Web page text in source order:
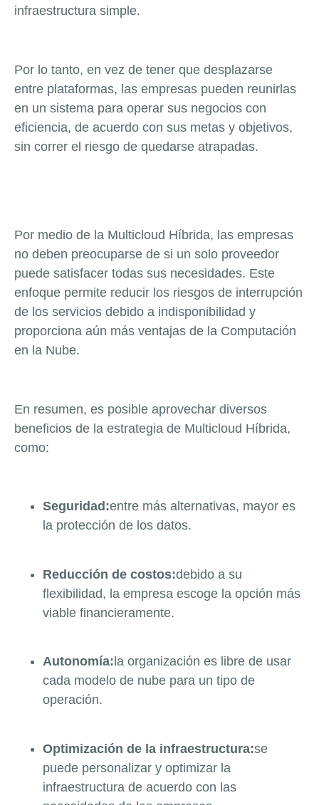
infraestructura simple.
Por lo tanto, en vez de tener que desplazarse
entre plataformas, las empresas pueden reunirlas
en un sistema para operar sus negocios con
eficiencia, de acuerdo con sus metas y objetivos,
sin correr el riesgo de quedarse atrapadas.
Por medio de la Multicloud Híbrida, las empresas
no deben preocuparse de si un solo proveedor
puede satisfacer todas sus necesidades. Este
enfoque permite reducir los riesgos de interrupción
de los servicios debido a indisponibilidad y
proporciona aún más ventajas de la Computación
en la Nube.
En resumen, es posible aprovechar diversos
beneficios de la estrategia de Multicloud Híbrida,
como:
Seguridad:entre más alternativas, mayor es
la protección de los datos.
Reducción de costos:debido a su
flexibilidad, la empresa escoge la opción más
viable financieramente.
Autonomía: la organización es libre de usar
cada modelo de nube para un tipo de
operación.
Optimización de la infraestructura:se
puede personalizar y optimizar la
infraestructura de acuerdo con las